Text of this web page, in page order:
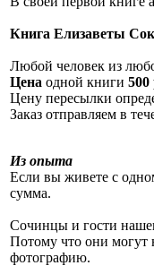
Книга Елизаветы
Любой человек из
Цена одной книги 500
Цену пересылки
Заказ отправляем в
Из опыта
Если вы живете с
сумма.
Сочинцы и гости
Потому что они могут
фотографию.